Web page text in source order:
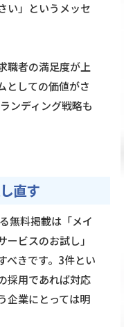
い」というメッセ
職者の満足度が上
としての価値がさ
ンディング戦略も
直す
無料掲載は「メイ
ビスのお試し」
べきです。3件とい
採用であれば対応
企業にとっては明